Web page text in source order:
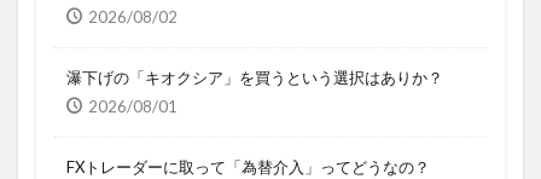
2026/08/02
瀑下げの「キオクシア」を買うという選択はありか？
2026/08/01
FXトレーダーに取って「為替介入」ってどうなの？